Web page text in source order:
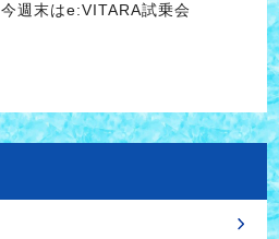
今週末はe:VITARA試乗会